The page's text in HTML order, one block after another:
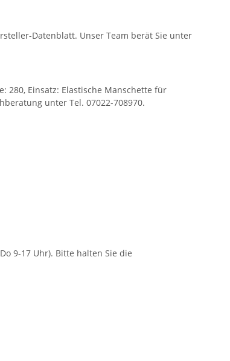
Datenblatt. Unser Team berät Sie unter
280, Einsatz: Elastische Manschette für
unter Tel. 07022-708970.
9-17 Uhr). Bitte halten Sie die